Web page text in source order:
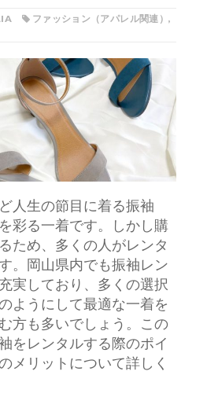
ファッション（アパレル関連） ,
人生の節目に着る振袖
彩る一着です。
しかし購
ため、多くの人がレンタ
。岡山県内でも振袖レン
実しており、多くの選択
ようにして最適な一着を
方も多いでしょう。この
をレンタルする際のポイ
メリットについて詳しく